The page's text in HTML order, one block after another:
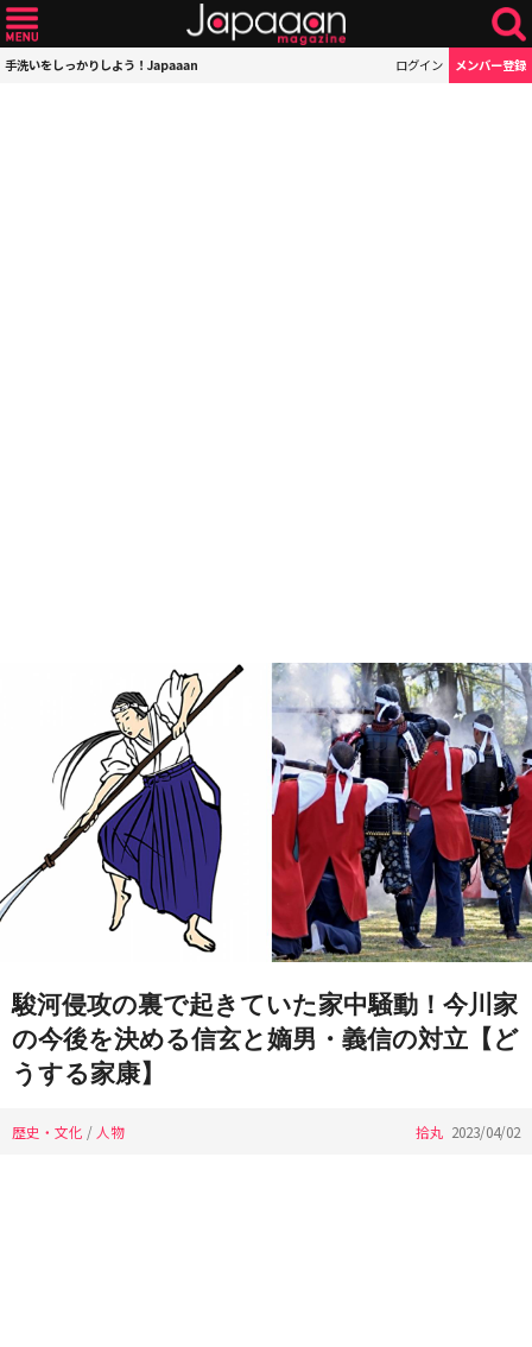
手洗いをしっかりしよう！Japaaan ログイン メンバー登録
駿河侵攻の裏で起きていた家中騒動！今川家
の今後を決める信玄と嫡男・義信の対立【ど
うする家康】
歴史・文化 / 人物 拾丸 2023/04/02